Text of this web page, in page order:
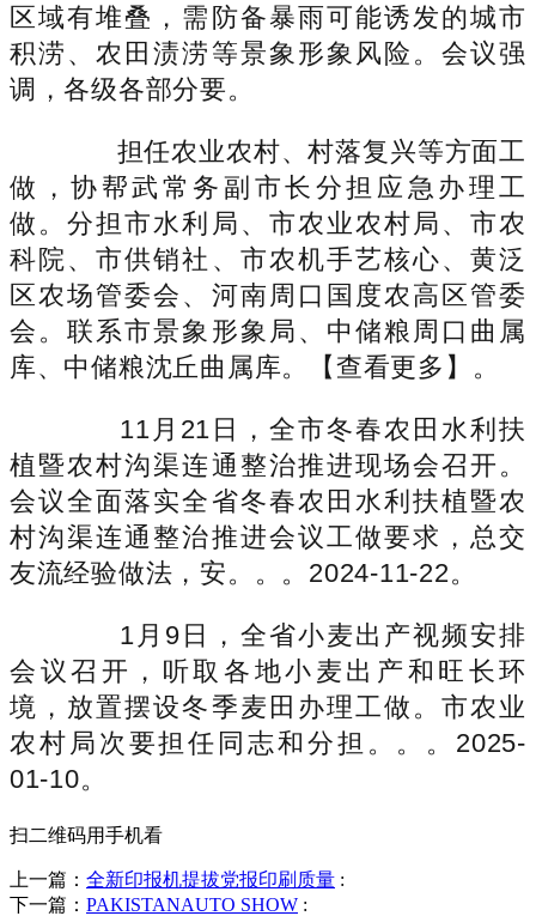
区域有堆叠，需防备暴雨可能诱发的城市
积涝、农田渍涝等景象形象风险。会议强
调，各级各部分要。
担任农业农村、村落复兴等方面工
做，协帮武常务副市长分担应急办理工
做。分担市水利局、市农业农村局、市农
科院、市供销社、市农机手艺核心、黄泛
区农场管委会、河南周口国度农高区管委
会。联系市景象形象局、中储粮周口曲属
库、中储粮沈丘曲属库。【查看更多】。
11月21日，全市冬春农田水利扶
植暨农村沟渠连通整治推进现场会召开。
会议全面落实全省冬春农田水利扶植暨农
村沟渠连通整治推进会议工做要求，总交
友流经验做法，安。。。2024-11-22。
1月9日，全省小麦出产视频安排
会议召开，听取各地小麦出产和旺长环
境，放置摆设冬季麦田办理工做。市农业
农村局次要担任同志和分担。。。2025-
01-10。
扫二维码用手机看
上一篇： 全新印报机提拔党报印刷质量 :
下一篇： PAKISTANAUTO SHOW :